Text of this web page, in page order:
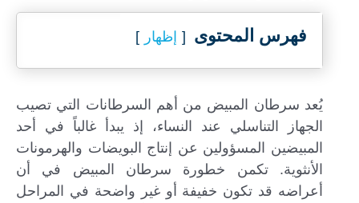
فهرس المحتوى إظهار
يُعد سرطان المبيض من أهم السرطانات التي تصيب
الجهاز التناسلي عند النساء، إذ يبدأ غالباً في أحد
المبيضين المسؤولين عن إنتاج البويضات والهرمونات
الأنثوية. تكمن خطورة سرطان المبيض في أن
أعراضه قد تكون خفيفة أو غير واضحة في المراحل